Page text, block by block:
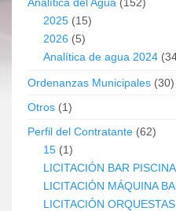
2025 (15)
2026 (5)
Analítica de agua 2024
Ordenanzas Municipales (30)
Otros (1)
Perfil del Contratante (62)
15 (1)
LICITACIÓN BAR
LICITACIÓN MÁQUINA
LICITACIÓN